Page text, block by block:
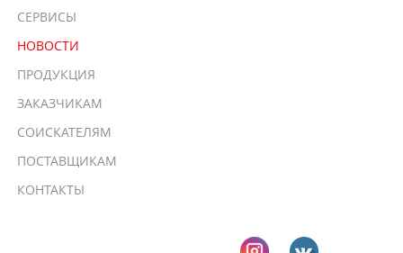
СЕРВИСЫ
НОВОСТИ
ПРОДУКЦИЯ
ЗАКАЗЧИКАМ
СОИСКАТЕЛЯМ
ПОСТАВЩИКАМ
КОНТАКТЫ